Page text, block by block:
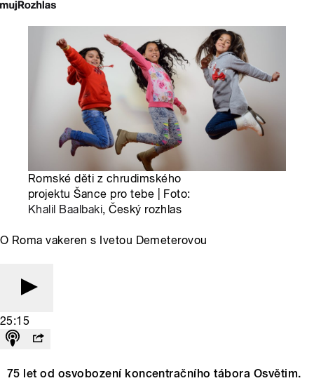
Romské děti z chrudimského
projektu Šance pro tebe | Foto:
Khalil Baalbaki, Český rozhlas
O Roma vakeren s Ivetou Demeterovou
25:15
75 let od osvobození koncentračního tábora Osvětim.